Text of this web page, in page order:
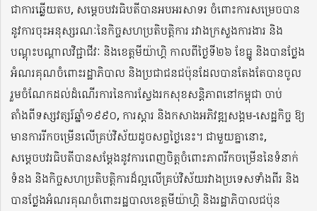
ជាការឆ្លើយតប, សម្ដេចបវរធិបតីបានអបអរសាទរ ចំពោះការសម្រេចបាន
នូវការចុះអនុស្សរណៈនៃកិច្ចសហប្រតិបត្តិការ រវាងក្រសួងការងារ និង
បណ្ដុះបណ្ដាលវិជ្ជាជីវៈ និងខេត្តមីយ៉ាហ្គិ កាលពីថ្ងៃទី២៦​ ខែធ្នូ និងបានថ្លែង
អំណរគុណចំពោះរដ្ឋាភិបាល និងប្រជាជនជប៉ុនដែលបានតែងតែបានចូល
រួមចំណែកដល់ដំណើរការនៃការស្វែងរកសុខសន្តិភាពនៅកម្ពុជា ចាប់
តាំងពីទស្សវត្សរ៍ឆ្នាំ១៩៩០, ការស្ដារ និងកសាងអភិវឌ្ឍសង្គម-សេដ្ឋកិច្ច​ ឱ្យ
មានការរីកចម្រើនលើគ្រប់វិស័យដូចសព្វថ្ងៃនេះ។ ជាមួយគ្នានោះ,
សម្ដេចបវរធិបតីបានសម្ដែងនូវការពេញចិត្តចំពោះភាពរីកចម្រើននៃទំនាក់
ទំនង និងកិច្ចសហប្រតិបត្តិការដ៏ល្អលើគ្រប់វិស័យរវាងប្រទេសទាំងពីរ និង
បានថ្លែងអំណរគុណចំពោះរដ្ឋបាលខេត្តមីយ៉ាហ្គិ និងរដ្ឋាភិបាលជប៉ុន​